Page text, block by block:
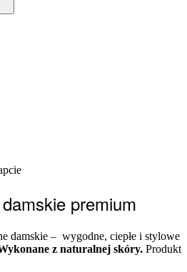
premium
damskie – wygodne, ciepłe i stylowe
z naturalnej skóry. Produkt